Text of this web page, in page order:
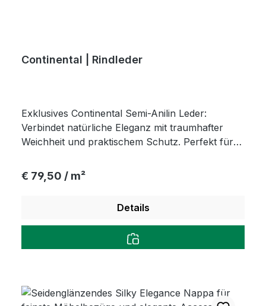
Continental | Rindleder
Exklusives Continental Semi-Anilin Leder:
Verbindet natürliche Eleganz mit traumhafter
Weichheit und praktischem Schutz. Perfekt für
schadstofffreie Babypatschen in Manufaktur-
Qualität.
Regulärer Preis:
€ 79,50 / m²
Details